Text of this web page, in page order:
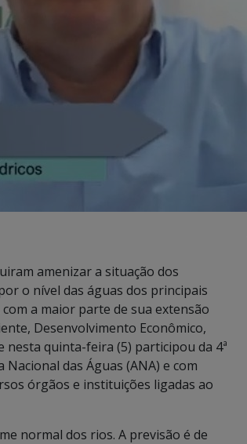
amenizar a situação dos
o nível das águas dos principais
a maior parte de sua extensão
Desenvolvimento Econômico,
nesta quinta-feira (5) participou da 4ª
das Águas (ANA) e com
órgãos e instituições ligadas ao
normal dos rios. A previsão é de